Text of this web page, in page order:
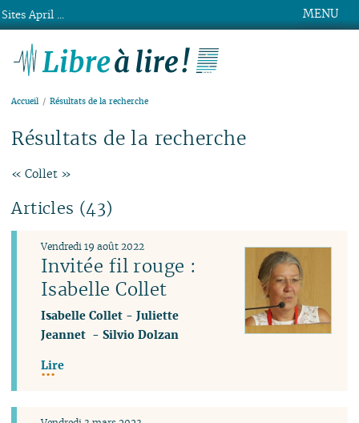
MENU
Accueil Résultats de la recherche
Résultats de la recherche
« Collet »
Articles (43)
Invitée fil rouge :
Isabelle Collet
Vendredi 19 août 2022
Isabelle Collet -Juliette
Jeannet -Silvio Dolzan
Lire
Sites April ...